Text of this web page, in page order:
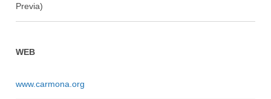
Previa)
WEB
www.carmona.org